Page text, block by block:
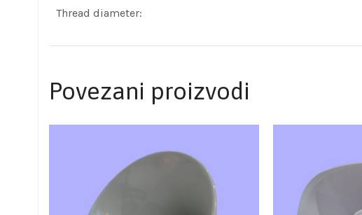
Thread diameter:
Povezani proizvodi